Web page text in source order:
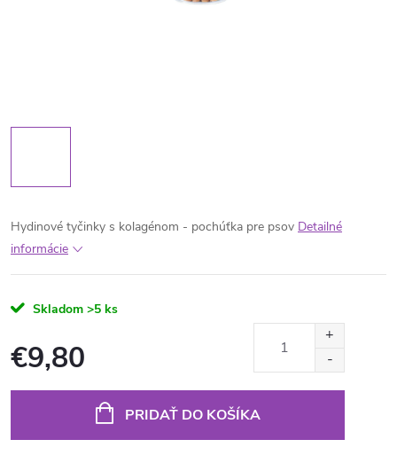
Hydinové tyčinky s kolagénom - pochúťka pre psov Detailné
informácie
Skladom >5 ks
€9,80
PRIDAŤ DO KOŠÍKA